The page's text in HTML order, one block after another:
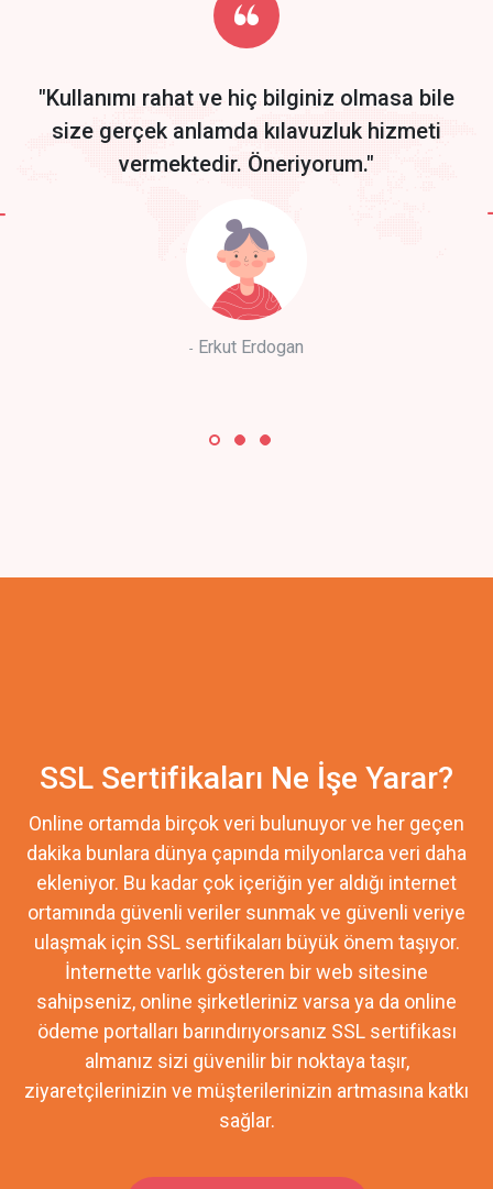
Start by trying our service for 30 days free trial no credit card
required.
"Kullanımı rahat ve hiç bilginiz olmasa bile
size gerçek anlamda kılavuzluk hizmeti
vermektedir. Öneriyorum."
Erkut Erdogan
SSL Sertifikaları Ne İşe Yarar?
Online ortamda birçok veri bulunuyor ve her geçen
dakika bunlara dünya çapında milyonlarca veri daha
ekleniyor. Bu kadar çok içeriğin yer aldığı internet
ortamında güvenli veriler sunmak ve güvenli veriye
ulaşmak için SSL sertifikaları büyük önem taşıyor.
İnternette varlık gösteren bir web sitesine
sahipseniz, online şirketleriniz varsa ya da online
ödeme portalları barındırıyorsanız SSL sertifikası
almanız sizi güvenilir bir noktaya taşır,
ziyaretçilerinizin ve müşterilerinizin artmasına katkı
sağlar.